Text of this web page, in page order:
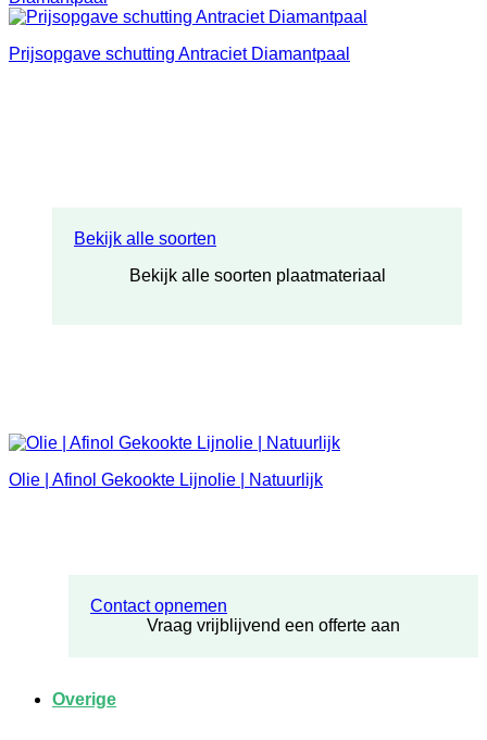
Bekijk alle soorten
Bekijk alle soorten plaatmateriaal
Contact opnemen
Vraag vrijblijvend een offerte aan
Overige
Prijsopgave schutting Antraciet Diamantpaal
Olie | Afinol Gekookte Lijnolie | Natuurlijk